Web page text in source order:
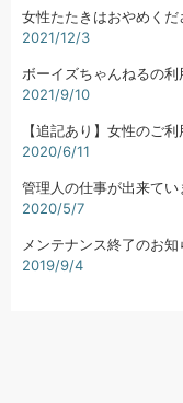
女性たたきはおやめくだ
2021/12/3
ボーイズちゃんねるの利
2021/9/10
【追記あり】女性のご
2020/6/11
管理人の仕事が出来てい
2020/5/7
メンテナンス終了のお知
2019/9/4